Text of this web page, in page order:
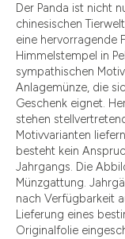
Der Panda ist nicht
chinesischen
eine hervorragende
Himmelstempel in
sympathischen
Anlagemünze, die
Geschenk eignet.
stehen
Motivvarianten
besteht kein
Jahrgangs. Die
Münzgattung.
nach Verfügbarkeit
Lieferung eines
Originalfolie